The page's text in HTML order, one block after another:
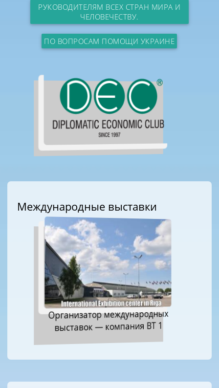
РУКОВОДИТЕЛЯМ ВСЕХ СТРАН МИРА И
ЧЕЛОВЕЧЕСТВУ.
ПО ВОПРОСАМ ПОМОЩИ УКРАИНЕ
Международные выставки
Организатор международных
выставок — компания ВТ 1